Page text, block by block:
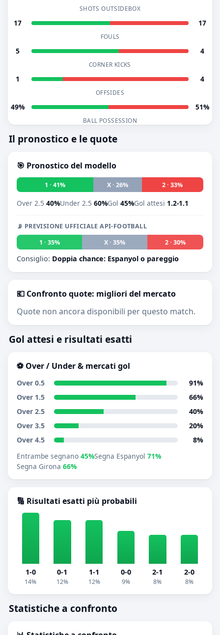
SHOTS OUTSIDEBOX
17 17
FOULS
5 4
CORNER KICKS
1 4
OFFSIDES
49% 51%
BALL POSSESSION
Il pronostico e le quote
🎯 Pronostico del modello
1 · 41% X · 26% 2 · 33%
Over 2.5 40%Under 2.5 60%Gol 45%Gol attesi 1.2-1.1
📡 PREVISIONE UFFICIALE API-FOOTBALL
1 · 35%
X · 35% 2 · 30%
Consiglio: Doppia chance: Espanyol o pareggio
💶 Confronto quote: migliori del mercato
Quote non ancora disponibili per questo match.
Gol attesi e risultati esatti
⚽ Over / Under & mercati gol
Over 0.5
91%
Over 1.5
66%
Over 2.5
40%
Over 3.5
20%
Over 4.5
8%
Entrambe segnano 45%Segna Espanyol 71%
Segna Girona 66%
🔢 Risultati esatti più probabili
1-0
14%
0-1
12%
1-1
12%
0-0
9%
2-1
8%
2-0
8%
Statistiche a confronto